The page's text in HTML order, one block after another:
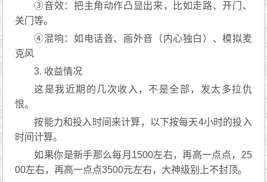
③音效：把主角动作凸显出来，比如走路、开门、
关门等。
④混响：如电话音、画外音（内心独白）、模拟麦
克风
3. 收益情况
这是我近期的几次收入，不是全部，发太多拉仇
恨。
按能力和投入时间来计算，以下按每天4小时的投入
时间计算。
如果你是新手那么每月1500左右，再高一点点，25
00左右，再高一点点3500元左右，大神级别上不封顶。